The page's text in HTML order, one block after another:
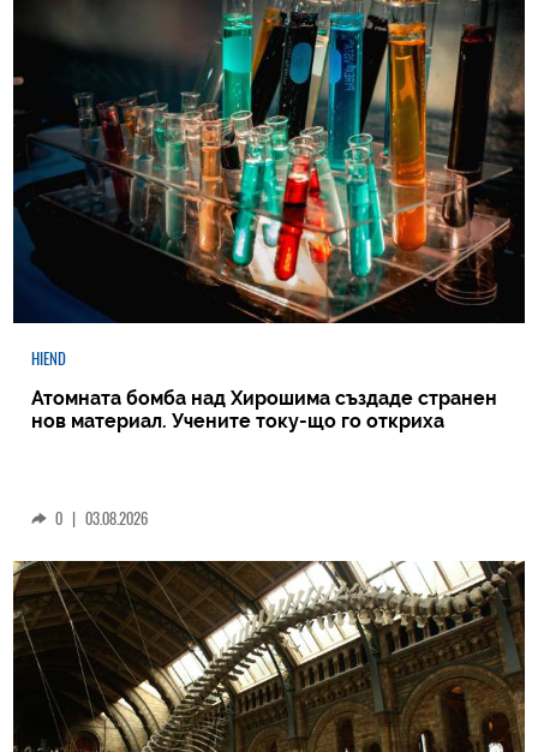
HIEND
Атомната бомба над Хирошима създаде странен
нов материал. Учените току-що го откриха
0 | 03.08.2026